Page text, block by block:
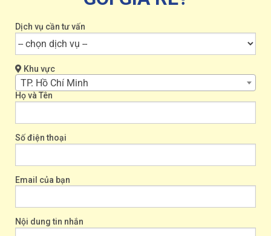
Dịch vụ cần tư vấn
Khu vực
TP. Hồ Chí Minh
Họ và Tên
Số điện thoại
Email của bạn
Nội dung tin nhắn